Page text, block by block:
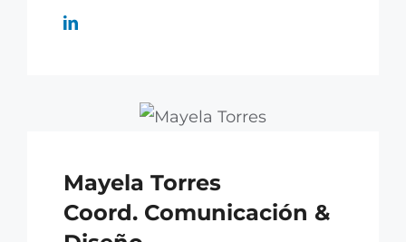
Mayela Torres
Coord. Comunicación &